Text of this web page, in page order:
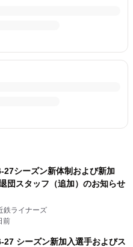
27シーズン新体制および新加
団スタッフ（追加）のお知らせ
鉄ライナーズ
前
27 シーズン新加入選手およびス